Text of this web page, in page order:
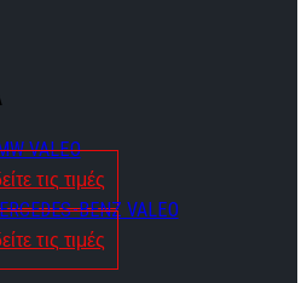
VALEO
τις τιμές
BENZ VALEO
τις τιμές